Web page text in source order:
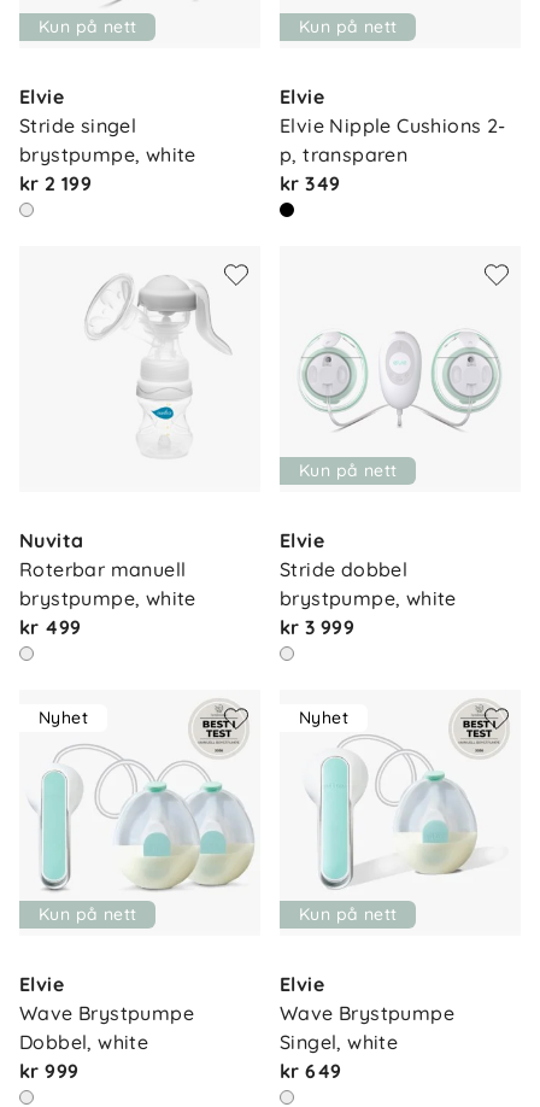
Kun på nett
Elvie
Stride singel
brystpumpe, white
kr 2 199
Kun på nett
Elvie
Elvie Nipple Cushions 2-
p, transparen
kr 349
Nuvita
Roterbar manuell
brystpumpe, white
kr 499
Kun på nett
Elvie
Stride dobbel
brystpumpe, white
kr 3 999
Nyhet
Kun på nett
Elvie
Wave Brystpumpe
Dobbel, white
kr 999
Nyhet
Kun på nett
Elvie
Wave Brystpumpe
Singel, white
kr 649